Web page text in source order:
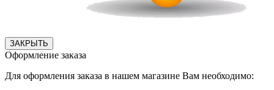
ЗАКРЫТЬ
Оформление заказа
Для оформления заказа в нашем магазине Вам необходимо: